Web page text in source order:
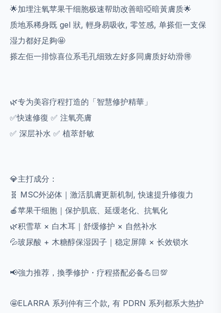
🌟加埋注氧苹果干细胞极速帮助改善暗啞暗黃膚质🌟
质地系稀身既 gel 狀, 輕身易吸收, 零笠感, 单搽佢一支保
湿力都好足夠🤩
搽左佢一排惊喜位系毛孔细致左好多同膚质好幼滑🉐️
🌿专为美容疗程打造的「智慧修护精華」
✅️快速修復 ✅️ 注氧亮膚
✅️ 深层补水 ✅️ 植萃舒敏
💎主打成分：
🧬 MSC外泌体｜激活肌膚更新机制, 快速提升修復力
🍎苹果干细胞｜保护肌底、延缓老化、抗氧化
🌿积雪草 × 白木耳｜舒缓修护 × 自然补水
💦玻尿酸 + 木糖醇保湿因子｜稳定屏障 × 长效锁水
📢強力推荐，換季修护・疗程搭配必备💪🏻💯
🤩ELARRA 系列仲有三个款, 有 PDRN 系列都系大热护